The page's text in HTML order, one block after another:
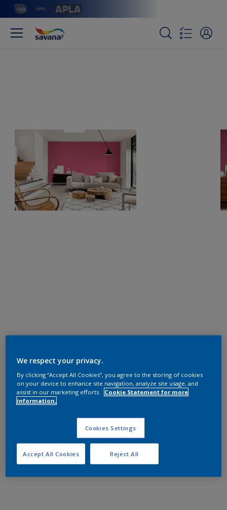
We respect your privacy.
By clicking “Accept All Cookies”, you agree to the storing of cookies
on your device to enhance site navigation, analyze site usage, and
assist in our marketing efforts.
Cookie Statement for more
information.
Cookies Settings
Reject All
Accept All Cookies